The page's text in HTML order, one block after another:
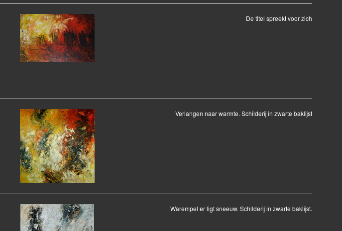
De titel spreekt voor zich
Verlangen naar warmte. Schilderij in zwarte baklijst
Warempel er ligt sneeuw. Schilderij in zwarte baklijst.